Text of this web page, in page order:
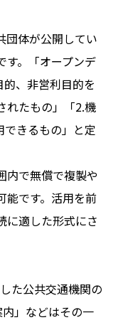
団体が公開してい
す。「オープンデ
、非営利目的を
れたもの」「2.機
きるもの」と定
内で無償で複製や
能です。活用を前
に適した形式にさ
た公共交通機関の
」などはその一